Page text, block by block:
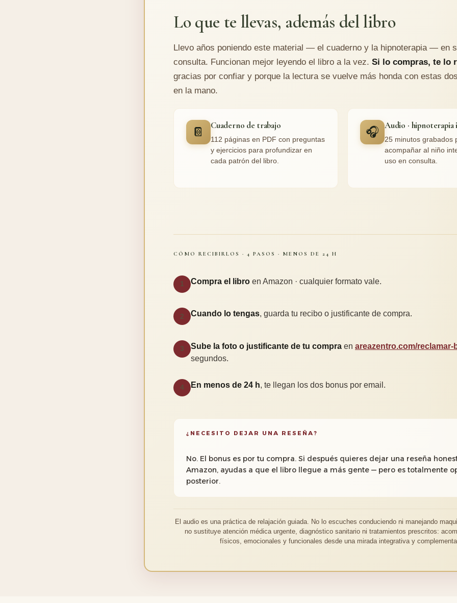
Lo que te llevas, además del libro
Llevo años poniendo este material — el cuaderno y la hipnoterapia — en
consulta. Funcionan mejor leyendo el libro a la vez. Si lo compras, te lo
gracias por confiar y porque la lectura se vuelve más honda con estas
en la mano.
📔 Cuaderno de trabajo
112 páginas en PDF con preguntas
y ejercicios para profundizar en
cada patrón del libro.
🎧 Audio ·
25 minutos grabados
acompañar al niño
uso en consulta.
CÓMO RECIBIRLOS · 4 PASOS · MENOS DE 24 H
1 Compra el libro en Amazon · cualquier formato vale.
2 Cuando lo tengas, guarda tu recibo o justificante de compra.
3 Sube la foto o justificante de tu compra en areazentro.com/reclamar-
segundos.
4 En menos de 24 h, te llegan los dos bonus por email.
¿NECESITO DEJAR UNA RESEÑA?
No. El bonus es por tu compra. Si después quieres dejar una reseña
Amazon, ayudas a que el libro llegue a más gente — pero es totalmente
posterior.
El audio es una práctica de relajación guiada. No lo escuches conduciendo ni manejando
no sustituye atención médica urgente, diagnóstico sanitario ni tratamientos prescritos:
físicos, emocionales y funcionales desde una mirada integrativa y